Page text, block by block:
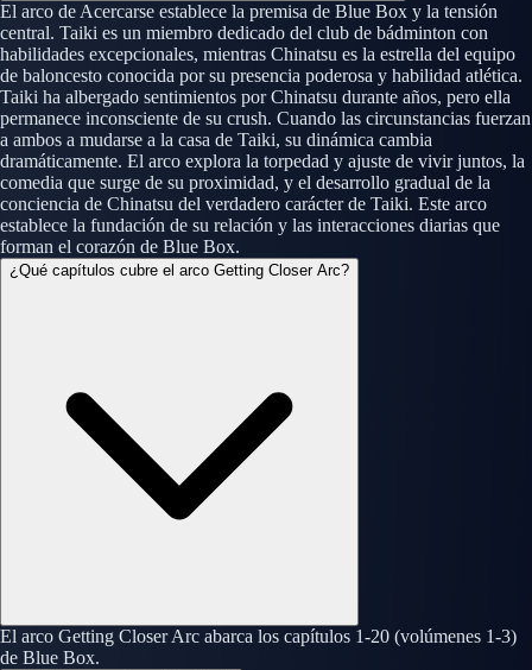
El arco de Acercarse establece la premisa de Blue Box y la tensión
central. Taiki es un miembro dedicado del club de bádminton con
habilidades excepcionales, mientras Chinatsu es la estrella del equipo
de baloncesto conocida por su presencia poderosa y habilidad atlética.
Taiki ha albergado sentimientos por Chinatsu durante años, pero ella
permanece inconsciente de su crush. Cuando las circunstancias fuerzan
a ambos a mudarse a la casa de Taiki, su dinámica cambia
dramáticamente. El arco explora la torpedad y ajuste de vivir juntos, la
comedia que surge de su proximidad, y el desarrollo gradual de la
conciencia de Chinatsu del verdadero carácter de Taiki. Este arco
establece la fundación de su relación y las interacciones diarias que
forman el corazón de Blue Box.
¿Qué capítulos cubre el arco Getting Closer Arc?
El arco Getting Closer Arc abarca los capítulos 1-20 (volúmenes 1-3)
de Blue Box.